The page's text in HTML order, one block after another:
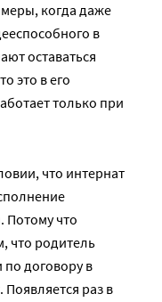
когда даже
в
оставаться
это в его
только при
что интернат
Потому что
что родитель
по договору в
Появляется раз в